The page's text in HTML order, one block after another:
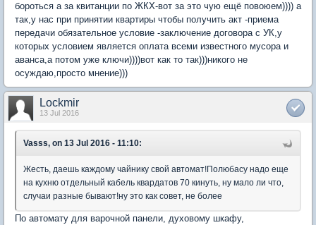
бороться а за квитанции по ЖКХ-вот за это чую ещё повоюем)))) а
так,у нас при принятии квартиры чтобы получить акт -приема
передачи обязательное условие -заключение договора с УК,у
которых условием является оплата всеми известного мусора и
аванса,а потом уже ключи))))вот как то так)))никого не
осуждаю,просто мнение)))
Lockmir
13 Jul 2016
Vasss, on 13 Jul 2016 - 11:10:
Жесть, даешь каждому чайнику свой автомат!Полюбасу надо еще
на кухню отдельный кабель квардатов 70 кинуть, ну мало ли что,
случаи разные бывают!ну это как совет, не более
По автомату для варочной панели, духовому шкафу,